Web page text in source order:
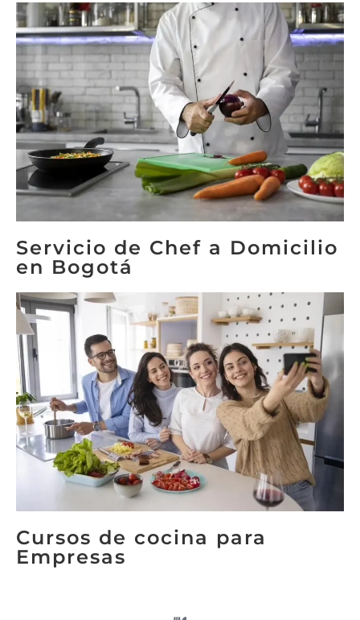
Servicio de Chef a Domicilio
en Bogotá
Cursos de cocina para
Empresas